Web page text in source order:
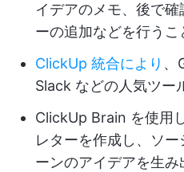
イデアのメモ、後で
ーの追加などを行うこ
ClickUp 統合により 、
Slack などの人気ツー
ClickUp Brain を使用
レターを作成し、ソ
ーンのアイデアを生